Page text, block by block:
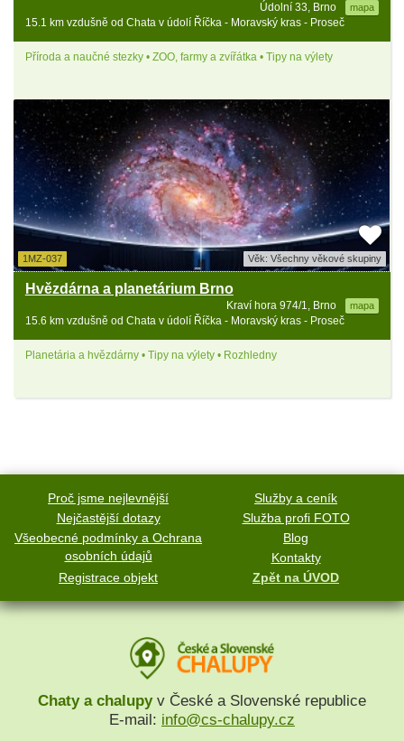
Údolní 33, Brno mapa
15.1 km vzdušně od Chata v údolí Říčka - Moravský kras - Proseč
Příroda a naučné stezky • ZOO, farmy a zvířátka • Tipy na výlety
1MZ-037 Věk: Všechny věkové skupiny
Hvězdárna a planetárium Brno
Kraví hora 974/1, Brno mapa
15.6 km vzdušně od Chata v údolí Říčka - Moravský kras - Proseč
Planetária a hvězdárny • Tipy na výlety • Rozhledny
Proč jsme nejlevnější
Služby a ceník
Nejčastější dotazy
Služba profi FOTO
Všeobecné podmínky a Ochrana
osobních údajů
Blog
Kontakty
Registrace objekt
Zpět na ÚVOD
Chaty a chalupyv České a Slovenské republice
E-mail: info@cs-chalupy.cz